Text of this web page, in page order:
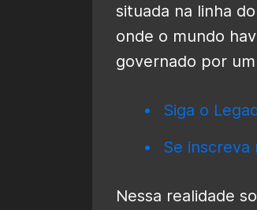
situada na linha
onde o mundo
governado por
Siga o
Se inscreva
Nessa realidade